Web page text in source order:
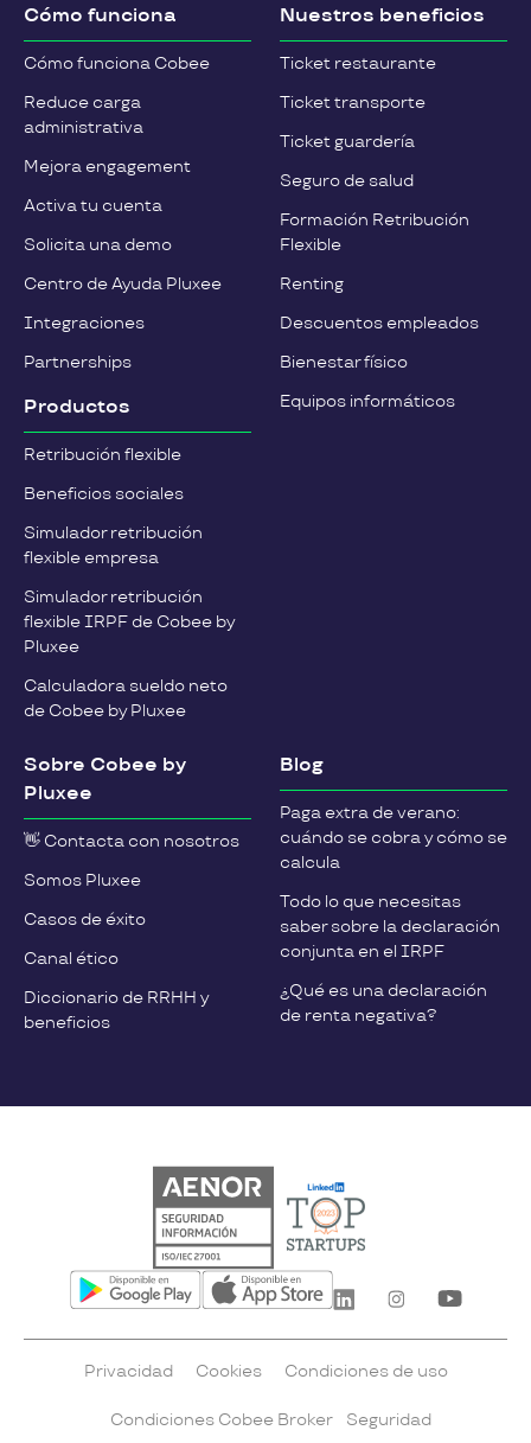
Cómo funciona
Cómo funciona Cobee
Reduce carga
administrativa
Mejora engagement
Activa tu cuenta
Solicita una demo
Centro de Ayuda Pluxee
Integraciones
Partnerships
Productos
Retribución flexible
Beneficios sociales
Simulador retribución
flexible empresa
Simulador retribución
flexible IRPF de Cobee by
Pluxee
Calculadora sueldo neto
de Cobee by Pluxee
Nuestros beneficios
Ticket restaurante
Ticket transporte
Ticket guardería
Seguro de salud
Formación Retribución
Flexible
Renting
Descuentos empleados
Bienestar físico
Equipos informáticos
Sobre Cobee by
Pluxee
👋 Contacta con nosotros
Somos Pluxee
Casos de éxito
Canal ético
Diccionario de RRHH y
beneficios
Blog
Paga extra de verano:
cuándo se cobra y cómo se
calcula
Todo lo que necesitas
saber sobre la declaración
conjunta en el IRPF
¿Qué es una declaración
de renta negativa?
Privacidad Cookies Condiciones de uso
Condiciones Cobee Broker Seguridad